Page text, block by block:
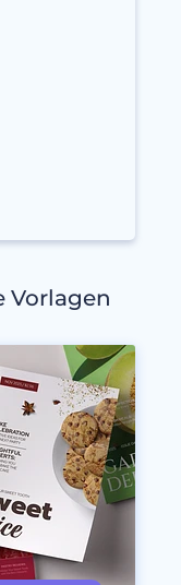
Vorlagen